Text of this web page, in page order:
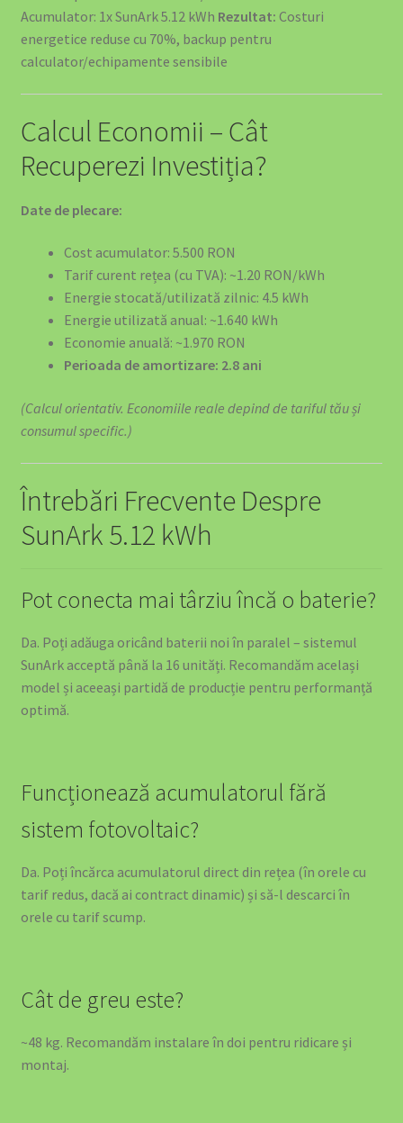
Acumulator: 1x SunArk 5.12 kWh Rezultat: Costuri
energetice reduse cu 70%, backup pentru
calculator/echipamente sensibile
Calcul Economii – Cât
Recuperezi Investiția?
Date de plecare:
Cost acumulator: 5.500 RON
Tarif curent rețea (cu TVA): ~1.20 RON/kWh
Energie stocată/utilizată zilnic: 4.5 kWh
Energie utilizată anual: ~1.640 kWh
Economie anuală: ~1.970 RON
Perioada de amortizare: 2.8 ani
(Calcul orientativ. Economiile reale depind de tariful tău și
consumul specific.)
Întrebări Frecvente Despre
SunArk 5.12 kWh
Pot conecta mai târziu încă o baterie?
Da. Poți adăuga oricând baterii noi în paralel – sistemul
SunArk acceptă până la 16 unități. Recomandăm același
model și aceeași partidă de producție pentru performanță
optimă.
Funcționează acumulatorul fără
sistem fotovoltaic?
Da. Poți încărca acumulatorul direct din rețea (în orele cu
tarif redus, dacă ai contract dinamic) și să-l descarci în
orele cu tarif scump.
Cât de greu este?
~48 kg. Recomandăm instalare în doi pentru ridicare și
montaj.